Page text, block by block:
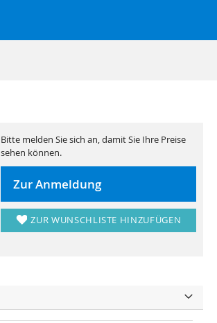
Bitte melden Sie sich an, damit Sie Ihre Preise
sehen können.
Zur Anmeldung
ZUR WUNSCHLISTE HINZUFÜGEN